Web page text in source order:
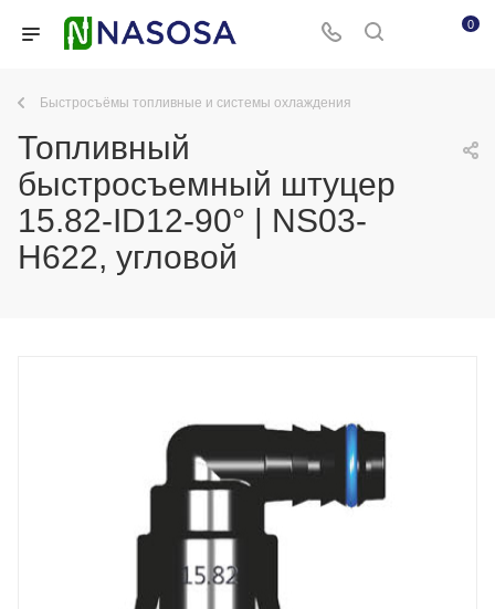
0
Быстросъёмы топливные и системы охлаждения
Топливный
быстросъемный штуцер
15.82-ID12-90° | NS03-
H622, угловой